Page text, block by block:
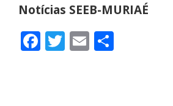
Notícias SEEB-MURIAÉ
Facebook
Twitter
Email